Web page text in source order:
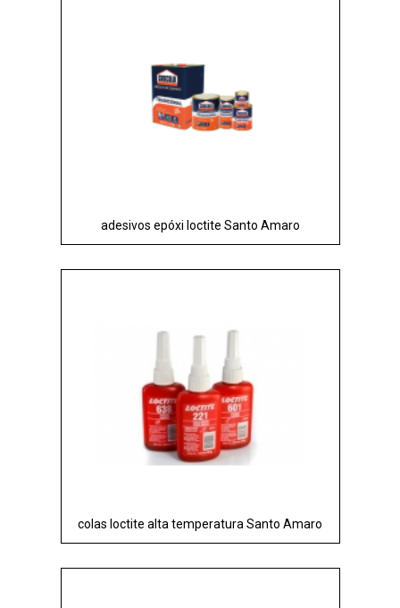
adesivos epóxi loctite Santo Amaro
colas loctite alta temperatura Santo Amaro